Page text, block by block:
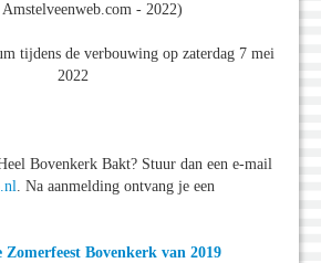
- 2022)
tijdens de verbouwing op zaterdag 7 mei
2022
Bovenkerk Bakt? Stuur dan een e-mail
. Na aanmelding ontvang je een
Zomerfeest Bovenkerk van 2019